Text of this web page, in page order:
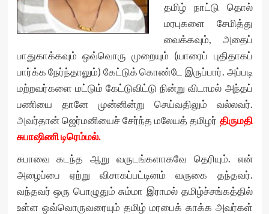
தமிழ் நாட்டு தொல்
மரபுகளை சேமித்து
வைக்கவும், அதைப்
பாதுகாக்கவும் ஒவ்வொரு முறையும் (யாரைப் புதிதாகப்
பார்க்க நேர்ந்தாலும்) கேட்டுக் கொண்டே இருப்பார். அப்படி
மற்றவர்களை மட்டும் கேட்டுவிட்டு நின்று விடாமல் அந்தப்
பணியை தானே முன்னின்று செய்வதிலும் வல்லவர்.
அவர்தான் ஜெர்மனியைச் சேர்ந்த மலேயத் தமிழர் திருமதி
சுபாஷிணி டிரெம்மல்.
சுபாவை கடந்த ஆறு வருடங்களாகவே தெரியும். என்
அழைப்பை ஏற்று விசாகப்பட்டினம் வருகை தந்தவர்.
வந்தவர் ஒரு பொழுதும் சும்மா இராமல் தமிழ்ச்சங்கத்தில்
உள்ள ஒவ்வொருவரையும் தமிழ் மரபைக் காக்க அவர்கள்